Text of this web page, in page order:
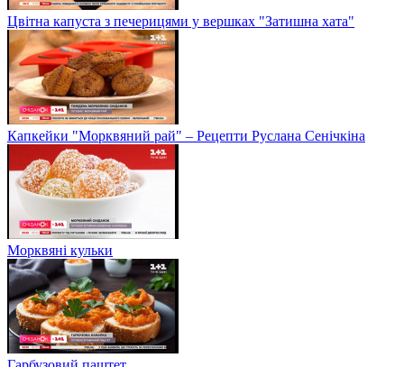
Цвітна капуста з печерицями у вершках "Затишна хата"
Капкейки "Морквяний рай" – Рецепти Руслана Сенічкіна
Морквяні кульки